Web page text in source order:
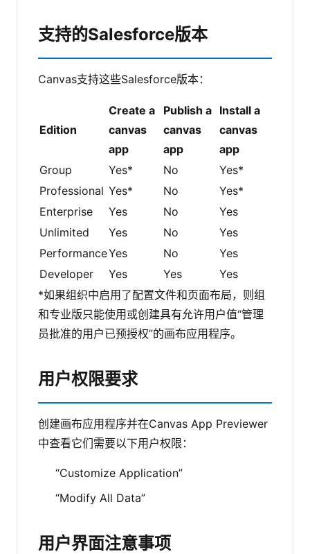
支持的Salesforce版本
Canvas支持这些Salesforce版本：
Edition
Create a
canvas
app
Publish a
canvas
app
Install a
canvas
app
Group
Yes* No
Yes*
Professional Yes* No
Yes*
Enterprise
Yes No
Yes
Unlimited
Yes No
Yes
PerformanceYes No
Yes
Developer
Yes Yes
Yes
*如果组织中启用了配置文件和页面布局，则组
和专业版只能使用或创建具有允许用户值“管理
员批准的用户已预授权”的画布应用程序。
用户权限要求
创建画布应用程序并在Canvas App Previewer
中查看它们需要以下用户权限：
“Customize Application”
“Modify All Data”
用户界面注意事项